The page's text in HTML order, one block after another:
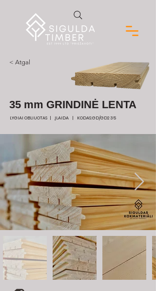
< Atgal
35 mm GRINDINĖ LENTA
LYGIAI OBLIUOTAS | ĮLAIDA | KODAS:GD/GD2 35